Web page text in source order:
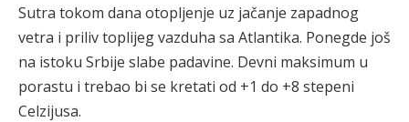
Sutra tokom dana otopljenje uz jačanje zapadnog
vetra i priliv toplijeg vazduha sa Atlantika. Ponegde još
na istoku Srbije slabe padavine. Devni maksimum u
porastu i trebao bi se kretati od +1 do +8 stepeni
Celzijusa.